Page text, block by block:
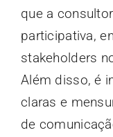
que a
participativa,
stakeholders
Além disso, é
claras e
de